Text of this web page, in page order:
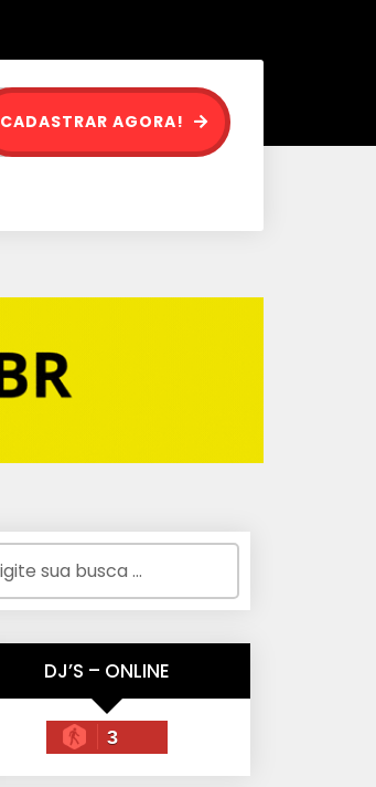
CADASTRAR AGORA!
DJ’S – ONLINE
3